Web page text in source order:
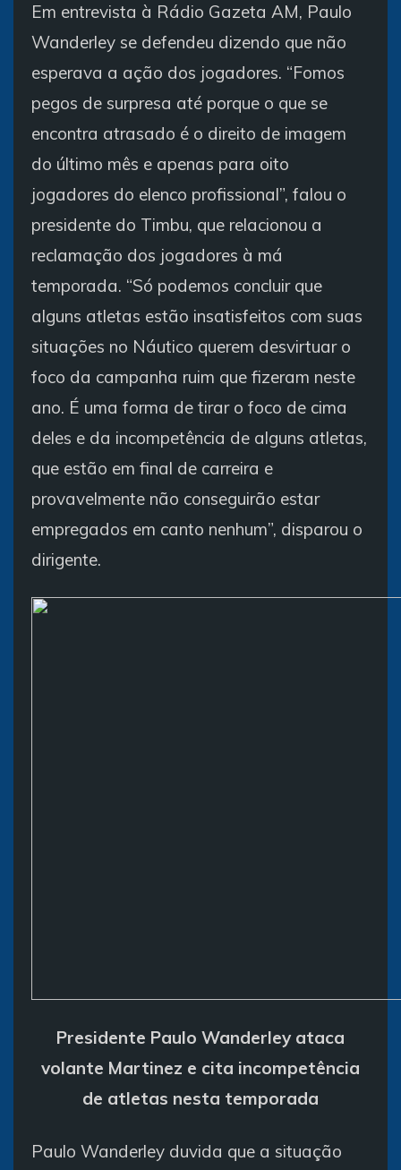
Em entrevista à Rádio Gazeta AM, Paulo
Wanderley se defendeu dizendo que não
esperava a ação dos jogadores. “Fomos
pegos de surpresa até porque o que se
encontra atrasado é o direito de imagem
do último mês e apenas para oito
jogadores do elenco profissional”, falou o
presidente do Timbu, que relacionou a
reclamação dos jogadores à má
temporada. “Só podemos concluir que
alguns atletas estão insatisfeitos com suas
situações no Náutico querem desvirtuar o
foco da campanha ruim que fizeram neste
ano. É uma forma de tirar o foco de cima
deles e da incompetência de alguns atletas,
que estão em final de carreira e
provavelmente não conseguirão estar
empregados em canto nenhum”, disparou o
dirigente.
Presidente Paulo Wanderley ataca
volante Martinez e cita incompetência
de atletas nesta temporada
Paulo Wanderley duvida que a situação